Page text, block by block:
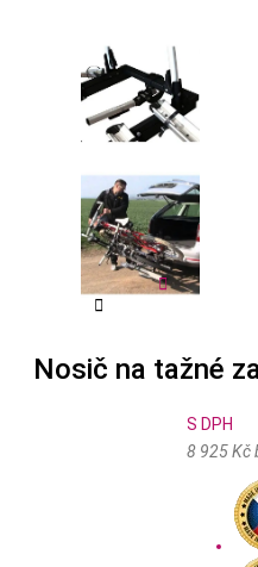


Nosič na tažné
S DPH
8 925 Kč